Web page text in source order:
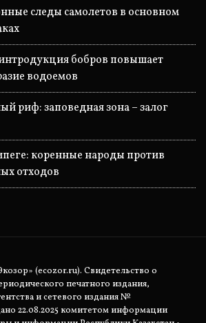
следы самолетов в основном
бобров повышает
водоемов
риф: заповедная зона – залог
коренные народы против
отходов
(ecozor.ru). Свидетельство о
печатного издания,
и сетевого издания №
22.08.2025 комитетом информации